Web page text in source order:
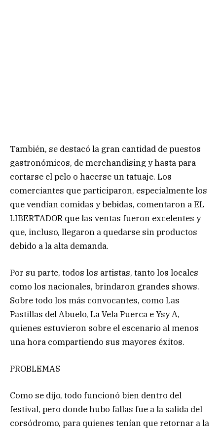
También, se destacó la gran cantidad de puestos
gastronómicos, de merchandising y hasta para
cortarse el pelo o hacerse un tatuaje. Los
comerciantes que participaron, especialmente los
que vendían comidas y bebidas, comentaron a EL
LIBERTADOR que las ventas fueron excelentes y
que, incluso, llegaron a quedarse sin productos
debido a la alta demanda.
Por su parte, todos los artistas, tanto los locales
como los nacionales, brindaron grandes shows.
Sobre todo los más convocantes, como Las
Pastillas del Abuelo, La Vela Puerca e Ysy A,
quienes estuvieron sobre el escenario al menos
una hora compartiendo sus mayores éxitos.
PROBLEMAS
Como se dijo, todo funcionó bien dentro del
festival, pero donde hubo fallas fue a la salida del
corsódromo, para quienes tenían que retornar a la